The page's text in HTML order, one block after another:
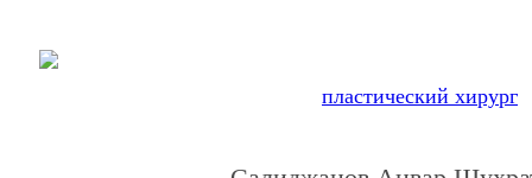
пластический хирург